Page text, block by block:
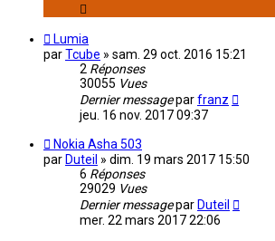
Lumia
parTcube » sam. 29 oct. 2016 15:21
2 Réponses
30055 Vues
Dernier messageparfranz
jeu. 16 nov. 2017 09:37
Nokia Asha 503
par Duteil » dim. 19 mars 2017 15:50
6 Réponses
29029 Vues
Dernier messagepar Duteil
mer. 22 mars 2017 22:06